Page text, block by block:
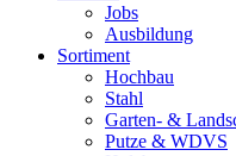
Jobs
Ausbildung
Sortiment
Hochbau
Stahl
Garten- &
Putze & WDVS